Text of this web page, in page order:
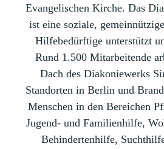
Evangelischen Kirche. Das
ist eine soziale,
Hilfebedürftige unterstützt
Rund 1.500 Mitarbeitende
Dach des Diakoniewerks
Standorten in Berlin und
Menschen in den Bereichen
Jugend- und Familienhilfe,
Behindertenhilfe,